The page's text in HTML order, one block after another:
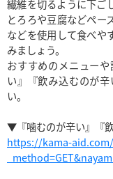
繊維を切るように下ご
とろろや豆腐などペー
などを使用して食べや
みましょう。
おすすめのメニュー
い』『飲み込むのが
い。
https://kama-